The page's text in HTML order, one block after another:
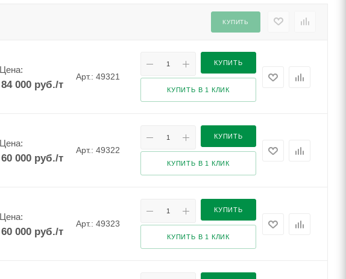
КУПИТЬ
Цена:
84 000руб./т
Арт.: 49321
КУПИТЬ
КУПИТЬ В 1 КЛИК
Цена:
60 000руб./т
Арт.: 49322
КУПИТЬ
КУПИТЬ В 1 КЛИК
Цена:
60 000руб./т
Арт.: 49323
КУПИТЬ
КУПИТЬ В 1 КЛИК